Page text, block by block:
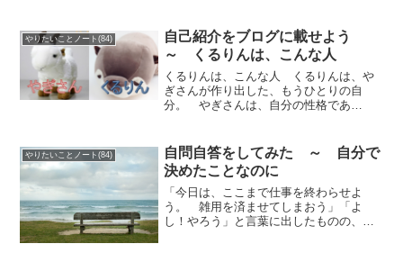
やりたいことノート(84)
自己紹介をブログに載せよう
～ くるりんは、こんな人
くるりんは、こんな人 くるりんは、や
ぎさんが作り出した、もうひとりの自
分。 やぎさんは、自分の性格であ
れなかった。 そこで、「優柔不断な性
格のやぎさん」と、「白黒ハッキリ...
やりたいことノート(84)
自問自答をしてみた ～ 自分で
決めたことなのに
「今日は、ここまで仕事を終わらせよ
う。 雑用を済ませてしまおう」「よ
し！やろう」と言葉に出したものの、